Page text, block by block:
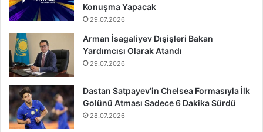
Konuşma Yapacak
29.07.2026
Arman İsagaliyev Dışişleri Bakan
Yardımcısı Olarak Atandı
29.07.2026
Dastan Satpayev’in Chelsea Formasıyla İlk
Golünü Atması Sadece 6 Dakika Sürdü
28.07.2026